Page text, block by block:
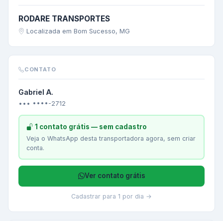
RODARE TRANSPORTES
Localizada em Bom Sucesso, MG
CONTATO
Gabriel A.
••• ••••-2712
1 contato grátis — sem cadastro
Veja o WhatsApp desta transportadora agora, sem criar
conta.
Ver contato grátis
Cadastrar para 1 por dia →